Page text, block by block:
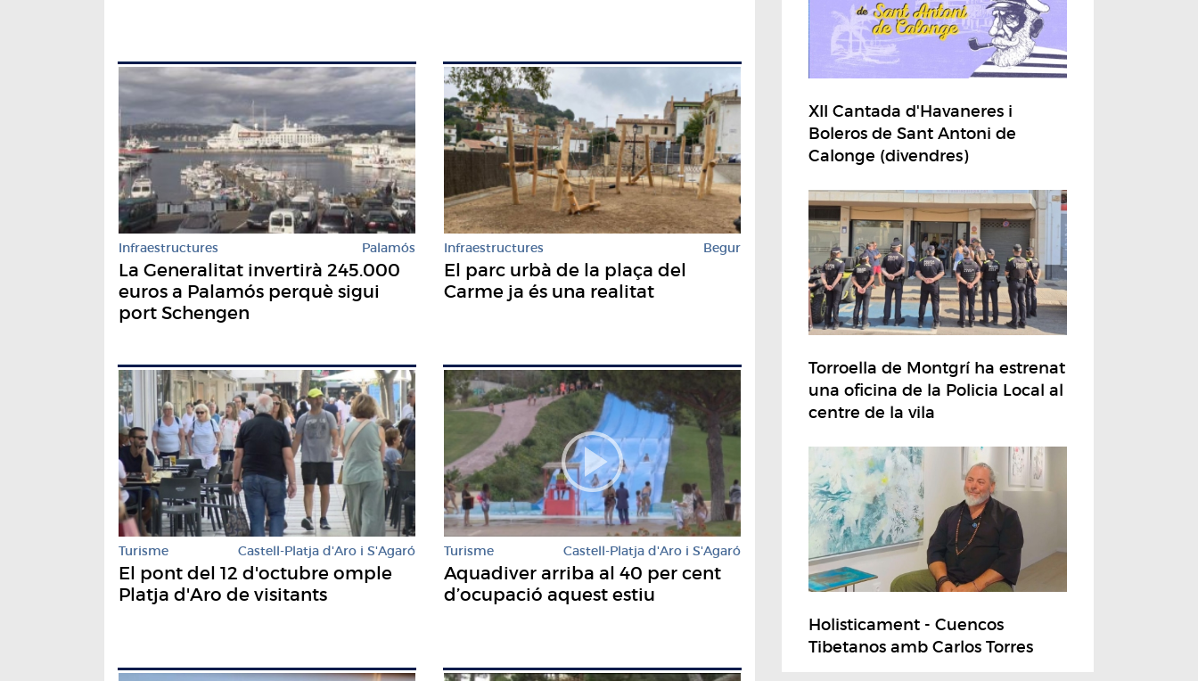
Infraestructures Palamós
La Generalitat invertirà 245.000
euros a Palamós perquè sigui
port Schengen
Infraestructures Begur
El parc urbà de la plaça del
Carme ja és una realitat
Turisme Castell-Platja d'Aro i S'Agaró
El pont del 12 d'octubre omple
Platja d'Aro de visitants
Turisme Castell-Platja d'Aro i S'Agaró
Aquadiver arriba al 40 per cent
d’ocupació aquest estiu
XII Cantada d'Havaneres i
Boleros de Sant Antoni de
Calonge (divendres)
Torroella de Montgrí ha estrenat
una oficina de la Policia Local al
centre de la vila
Holisticament - Cuencos
Tibetanos amb Carlos Torres